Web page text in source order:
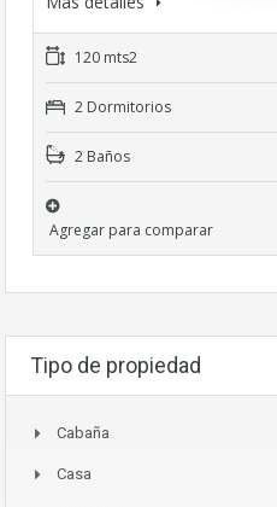
120 mts2
2 Dormitorios
2 Baños
Agregar para comparar
Tipo de propiedad
Cabaña
Casa